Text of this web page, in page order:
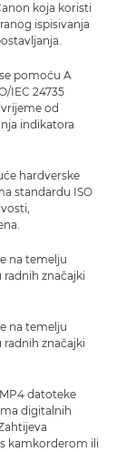
koja koristi
ispisivanja
pomoću A
IEC 24735
od
indikatora
hardverske
standardu ISO
na temelju
radnih značajki
na temelju
radnih značajki
datoteke
digitalnih
kamkorderom ili